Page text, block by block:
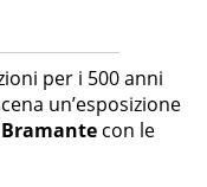
per i 500 anni
un’esposizione
con le